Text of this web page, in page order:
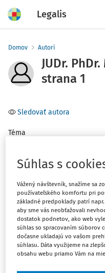
Legalis
Domov Autori
JUDr.
strana 1
Sledovať autora
Téma
Filter
Počet vyhľadaných
Zoradiť podľa:
Najnovšie
Najstaršie
ČLÁNKY
Súhlas s
Vážený návštevník, snažíme sa
používateľského komfortu pri
základné predpoklady patrí
aby sme vás neobťažovali
dostatok podnetov, ako web
súhlas so spracovaním súborov
dočasne ukladajú vo vašom
súhlasu. Dáta využijeme na
obsahu webu priamo Vám na